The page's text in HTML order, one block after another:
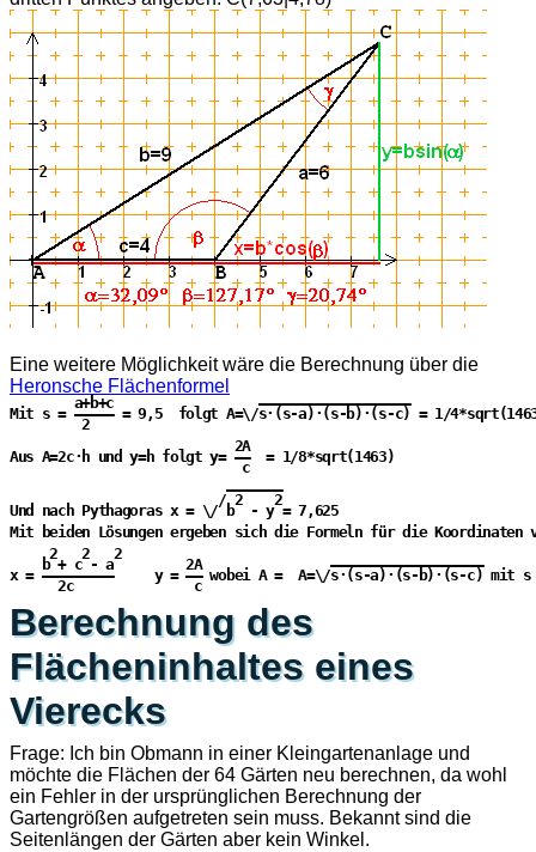
Eine weitere Möglichkeit wäre die Berechnung über die
Heronsche Flächenformel
        a+b+c                  ———————————————————
Mit s = ————— = 9,5  folgt A=\/s·(s-a)·(s-b)·(s-c) = 1/
         2
                            2A
Aus A=2c·h und y=h folgt y= ——  = 1/8*sqrt(1463)
                             c
                           ———————
                          / 2    2
Und nach Pythagoras x = \/ b  - y = 7,625
Mit beiden Lösungen ergeben sich die Formeln für die Koordinaten
     2   2   2
b + c - a         2A                ———————————————————
x = —————————     y = —— wobei A =  A=\/s·(s-a)·(s-b)·(s-c) mit s
Berechnung des
Flächeninhaltes eines
Vierecks
Frage: Ich bin Obmann in einer Kleingartenanlage und
möchte die Flächen der 64 Gärten neu berechnen, da wohl
ein Fehler in der ursprünglichen Berechnung der
Gartengrößen aufgetreten sein muss. Bekannt sind die
Seitenlängen der Gärten aber kein Winkel.